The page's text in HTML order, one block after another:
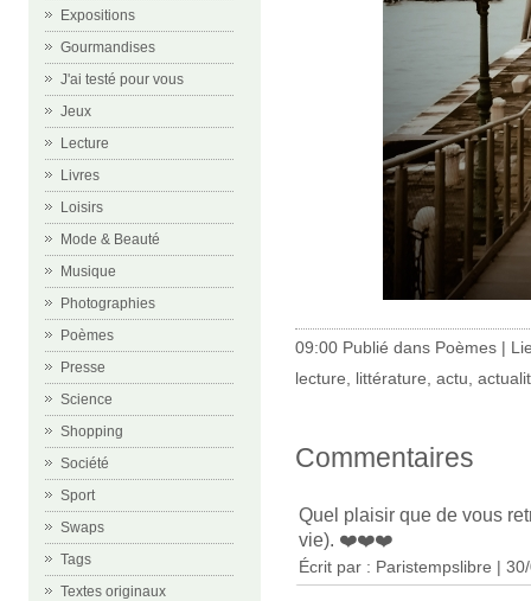
Expositions
Gourmandises
J'ai testé pour vous
Jeux
Lecture
Livres
Loisirs
Mode & Beauté
Musique
Photographies
Poèmes
Presse
Science
Shopping
Société
Sport
Swaps
Tags
Textes originaux
09:00 Publié dans Poèmes |
lecture
littérature actu
Commentaires
Quel plaisir que de vous
vie). ❤️❤️❤️
Écrit par : Paristempslibre |